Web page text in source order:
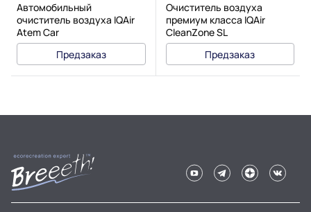
Автомобильный
очиститель воздуха IQAir
Atem Car
Предзаказ
Очиститель воздуха
премиум класса IQAir
CleanZone SL
Предзаказ